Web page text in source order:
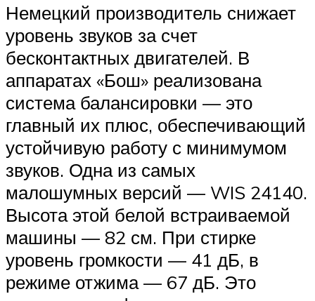
Немецкий производитель снижает
уровень звуков за счет
бесконтактных двигателей. В
аппаратах «Бош» реализована
система балансировки — это
главный их плюс, обеспечивающий
устойчивую работу с минимумом
звуков. Одна из самых
малошумных версий — WIS 24140.
Высота этой белой встраиваемой
машины — 82 см. При стирке
уровень громкости — 41 дБ, в
режиме отжима — 67 дБ. Это